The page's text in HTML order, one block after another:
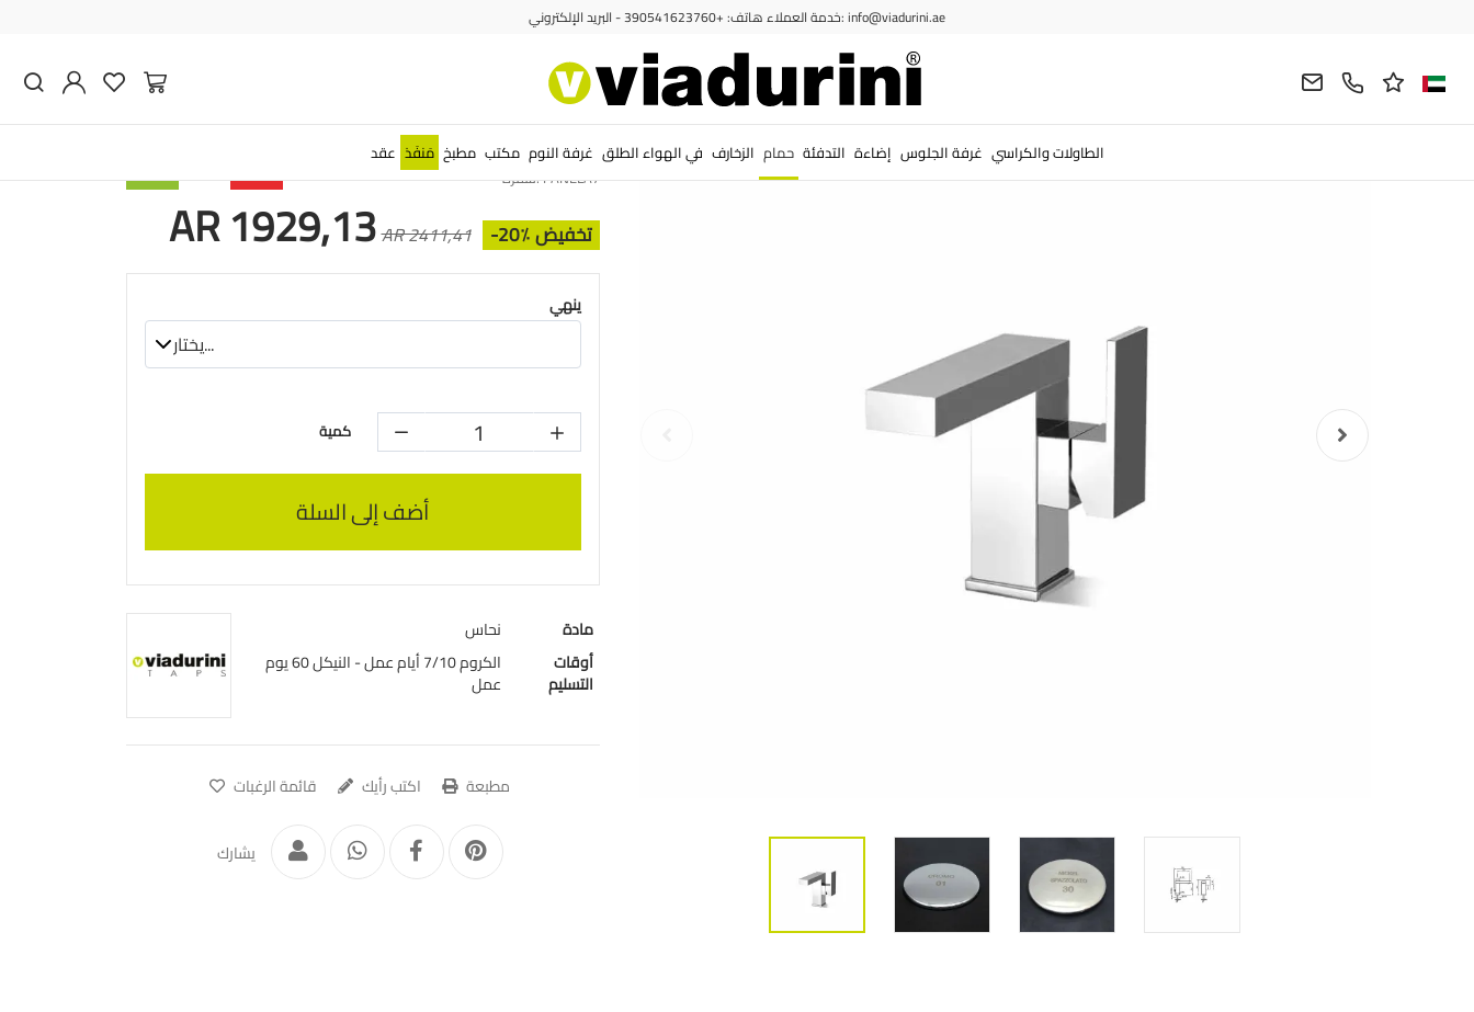
خدمة العملاء هاتف: +390541623760 - البريد الإلكتروني: info@viadurini.ae
الطاولات والكراسي غرفة الجلوس إضاءة التدفئة حمام الزخارف في الهواء الطلق غرفة النوم مكتب مطبخ مَنفَذ عقد
حمام الصنابير والخلاطات صنابير وخلاطات أحواض الغسيل
خلاط حوض حمام مع ذراع جانبي
بتصميم إيطالي الصنع - بانيلا
شفرة:PANELA7
AR 1929,13AR 2411,41 -20٪ تخفيض
ينهي
كمية
أضف إلى السلة
نحاس
مادة
الكروم 7/10 أيام عمل - النيكل 60 يوم
عمل
أوقات
التسليم
قائمة الرغبات اكتب رأيك مطبعة
يشارك